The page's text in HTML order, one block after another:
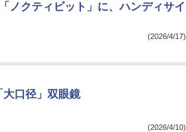
ノクティビット」に、ハンディサイ
(2026/4/17)
口径」双眼鏡
(2026/4/10)